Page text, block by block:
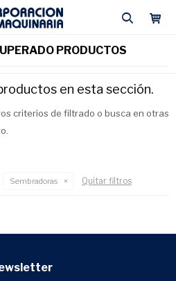
PRODUCTOS
en esta sección.
criterios de filtrado o busca en otras
Sembradoras Quitar filtros